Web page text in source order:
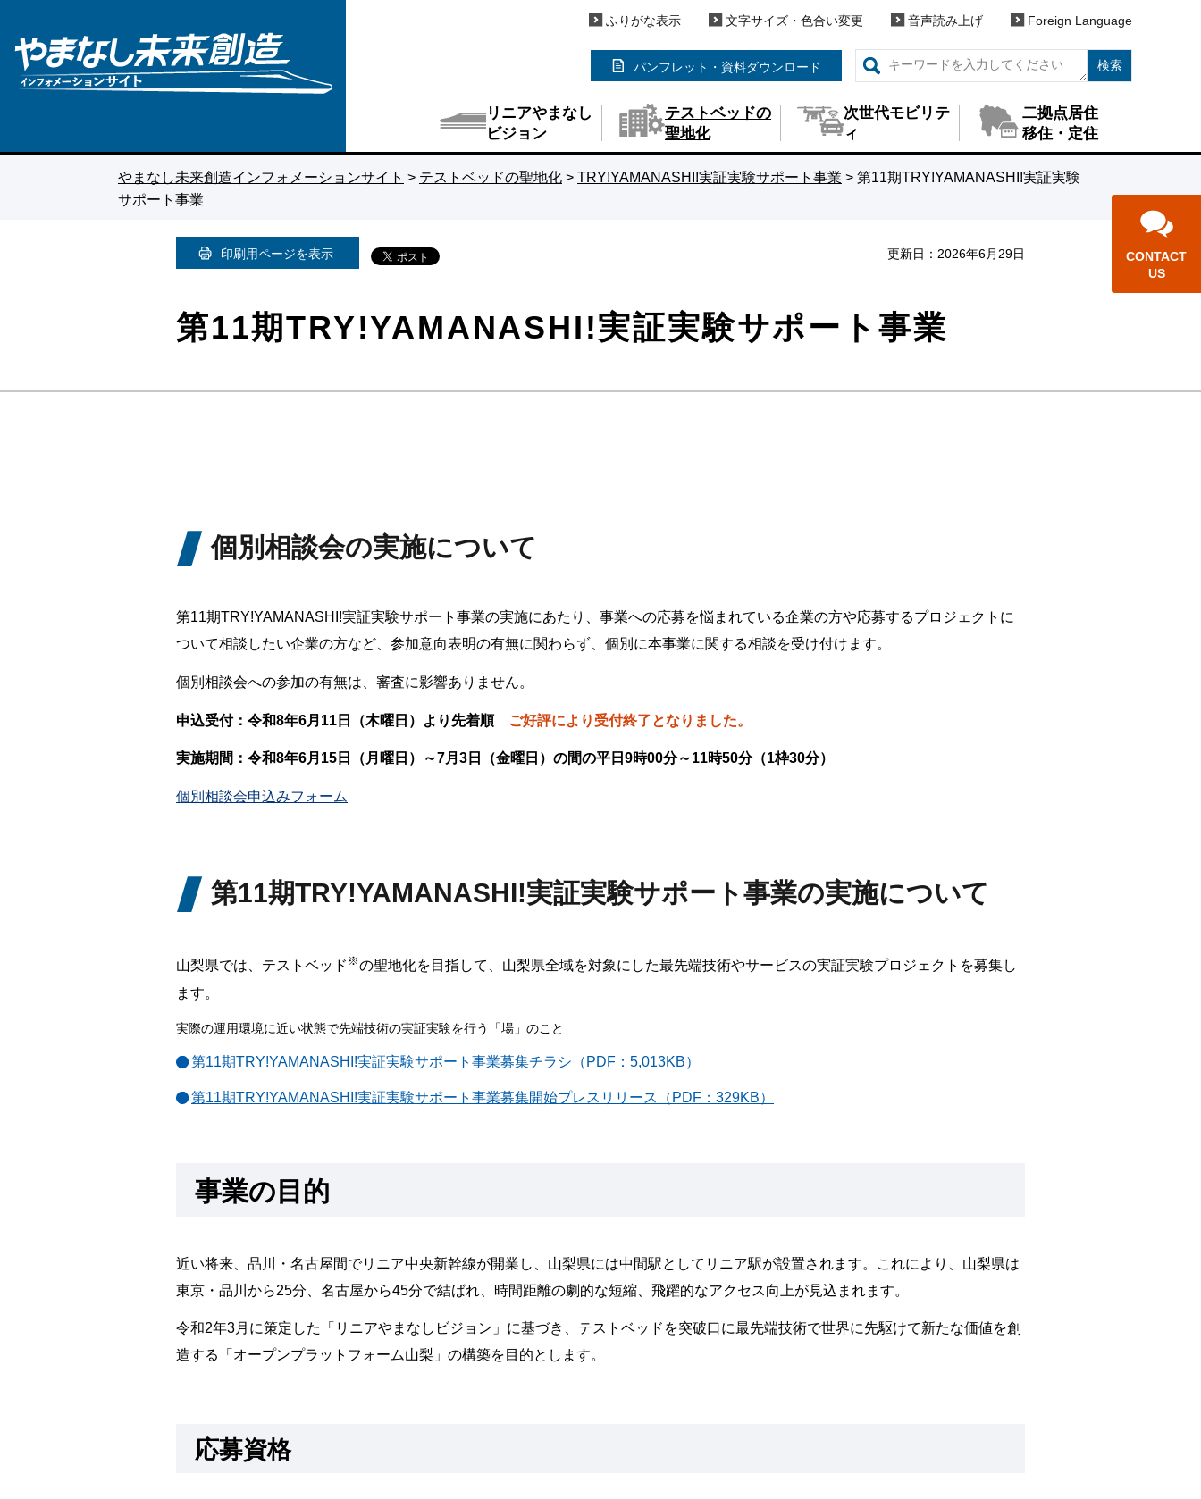
やまなし未来創造インフォメー
ションサイト
ふりがな表示 文字サイズ・色合い変更 音声読み上げ Foreign Language
パンフレット・資料ダウンロード 検索
リニアやまなし
ビジョン
テストベッドの
聖地化
次世代モビリテ
ィ
二拠点居住
移住・定住
CONTACT
US
やまなし未来創造インフォメーションサイト > テストベッドの聖地化 > TRY!YAMANASHI!実証実験サポート事業 > 第11期TRY!YAMANASHI!実証実験
サポート事業
印刷用ページを表示 更新日： 2026年6月29日
第11期TRY!YAMANASHI!実証実験サポート事業
個別相談会の実施について
第11期TRY!YAMANASHI!実証実験サポート事業の実施にあたり、事業への応募を悩まれている企業の方や応募するプロジェクトに
ついて相談したい企業の方など、参加意向表明の有無に関わらず、個別に本事業に関する相談を受け付けます。
個別相談会への参加の有無は、審査に影響ありません。
申込受付：令和8年6月11日（木曜日）より先着順 ご好評により受付終了となりました。
実施期間：令和8年6月15日（月曜日）～7月3日（金曜日）の間の平日9時00分～11時50分（1枠30分）
個別相談会申込みフォーム
第11期TRY!YAMANASHI!実証実験サポート事業の実施について
山梨県では、テストベッド ※の聖地化を目指して、山梨県全域を対象にした最先端技術やサービスの実証実験プロジェクトを募集し
ます。
実際の運用環境に近い状態で先端技術の実証実験を行う「場」のこと
第11期TRY!YAMANASHI!実証実験サポート事業募集チラシ（PDF：5,013KB）
第11期TRY!YAMANASHI!実証実験サポート事業募集開始プレスリリース（PDF：329KB）
事業の目的
近い将来、品川・名古屋間でリニア中央新幹線が開業し、山梨県には中間駅としてリニア駅が設置されます。これにより、山梨県は
東京・品川から25分、名古屋から45分で結ばれ、時間距離の劇的な短縮、飛躍的なアクセス向上が見込まれます。
令和2年3月に策定した「リニアやまなしビジョン」に基づき、テストベッドを突破口に最先端技術で世界に先駆けて新たな価値を創
造する「オープンプラットフォーム山梨」の構築を目的とします。
応募資格